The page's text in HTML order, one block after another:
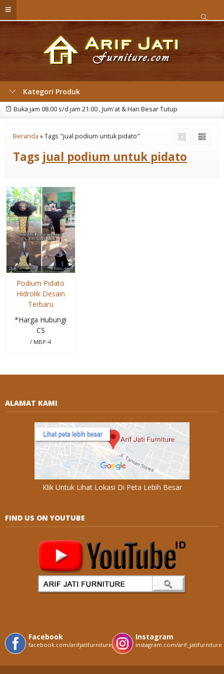
Kategori Produk
Buka jam 08.00 s/d jam 21.00 , Jum'at & Hari Besar Tutup
Beranda »Tags "jual podium untuk pidato"
Tags jual podium untuk pidato
Podium Pidato
Hidrolik Desain
Terbaru
*Harga Hubungi
CS
/ MBP-4
ALAMAT KAMI
Klik Untuk Lihat Lokasi Di Peta Lebih Besar
FIND US ON YOUTUBE
Facebook
facebook.com/arifjatifurniturejepara
Instagram
instagram.com/arif_jatifurniture